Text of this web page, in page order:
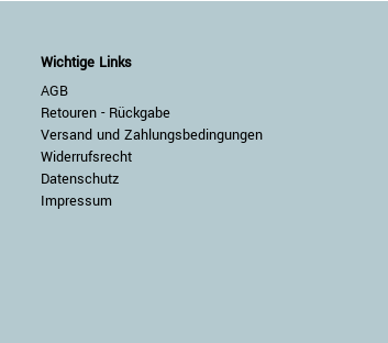
Wichtige Links
AGB
Retouren - Rückgabe
Versand und Zahlungsbedingungen
Widerrufsrecht
Datenschutz
Impressum